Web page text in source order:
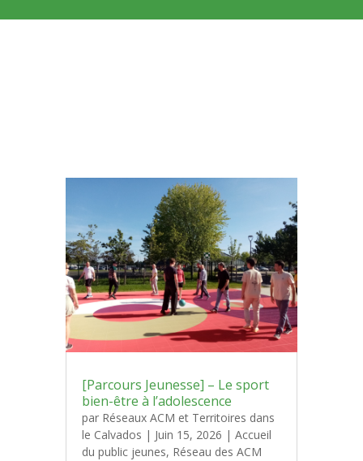
[Parcours Jeunesse] – Le sport
bien-être à l’adolescence
par Réseaux ACM et Territoires dans
le Calvados | Juin 15, 2026 | Accueil
du public jeunes, Réseau des ACM